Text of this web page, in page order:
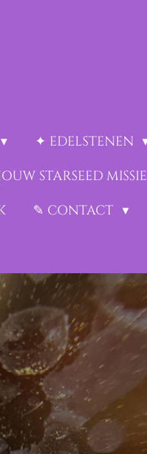
✦ EDELSTENEN
STARSEED MISSIE
✎ CONTACT